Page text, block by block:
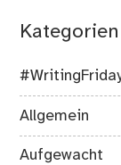
Kategorien
Allgemein
Aufgewacht